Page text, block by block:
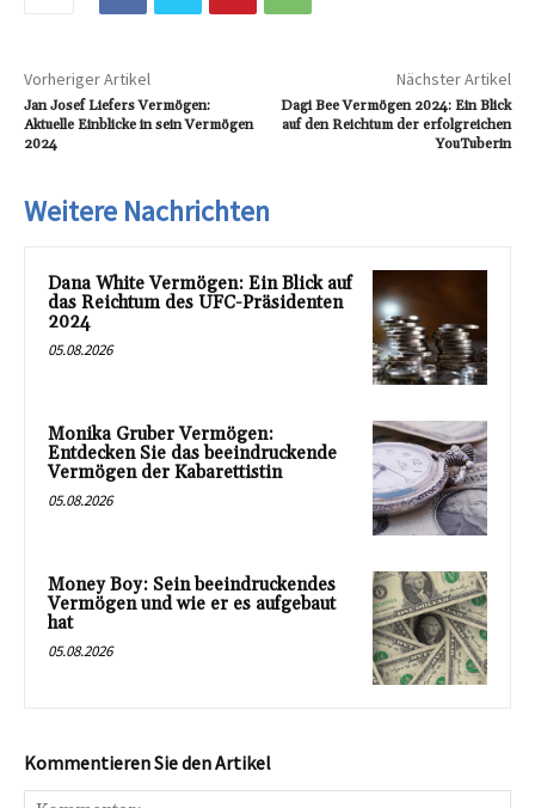
Vorheriger Artikel
Jan Josef Liefers Vermögen:
Aktuelle Einblicke in sein Vermögen
2024
Nächster Artikel
Dagi Bee Vermögen 2024: Ein Blick
auf den Reichtum der erfolgreichen
YouTuberin
Weitere Nachrichten
Dana White Vermögen: Ein Blick auf
das Reichtum des UFC-Präsidenten
2024
05.08.2026
Monika Gruber Vermögen:
Entdecken Sie das beeindruckende
Vermögen der Kabarettistin
05.08.2026
Money Boy: Sein beeindruckendes
Vermögen und wie er es aufgebaut
hat
05.08.2026
Kommentieren Sie den Artikel